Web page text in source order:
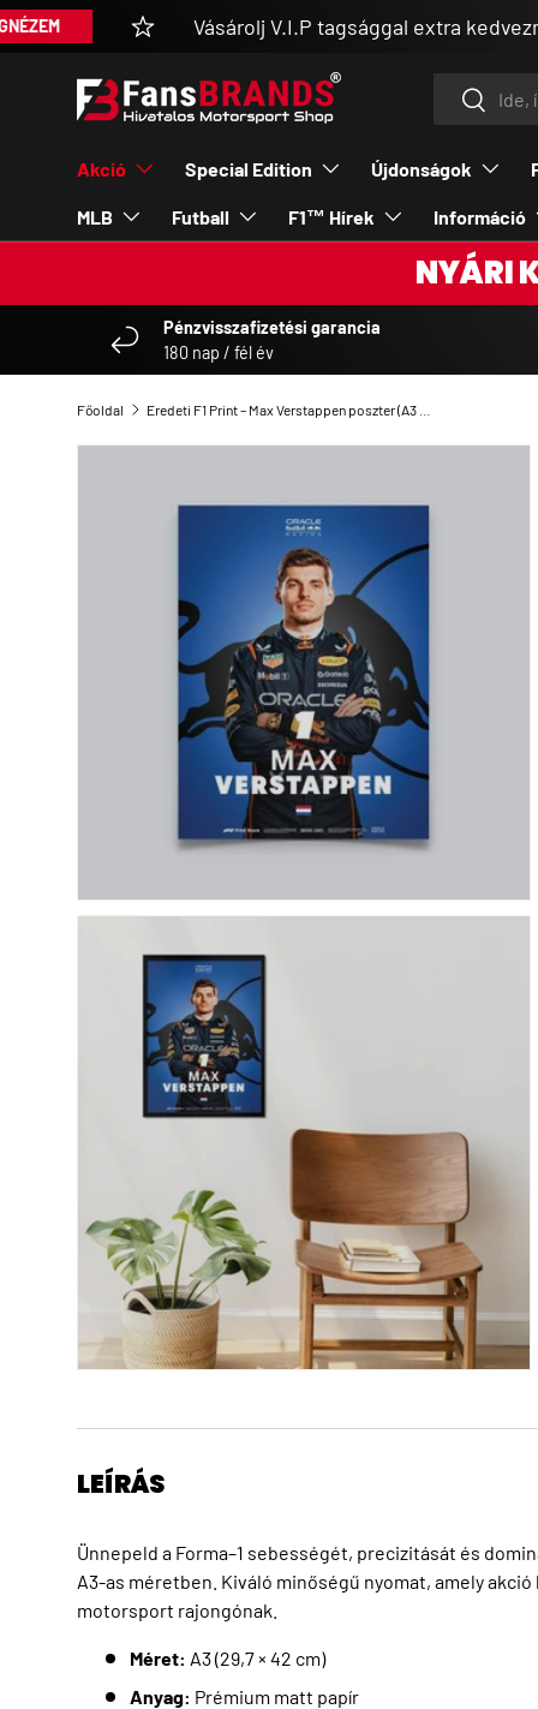
UGRÁS A TARTALOMRA
Vásárolj V.I.P tagsággal extra kedvezménnyel
KeresésKeresés
Akció Special Edition Újdonságok
MLB Futball F1™ Hírek Információ
NYÁRI
Pénzvisszafizetési garancia
180 nap / fél év
Főoldal
LEÍRÁS
Ünnepeld a Forma–1 sebességét, precizitását és
A3-as méretben. Kiváló minőségű nyomat, amely
motorsport rajongónak.
Méret: A3 (29,7 × 42 cm)
Anyag: Prémium matt papír